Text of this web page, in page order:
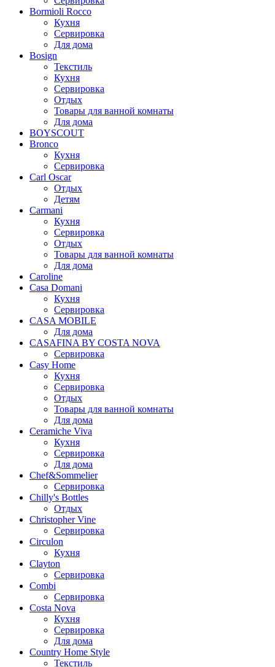
Bormioli Rocco
Кухня
Сервировка
Для дома
Bosign
Текстиль
Кухня
Сервировка
Отдых
Товары для ванной комнаты
Для дома
BOYSCOUT
Bronco
Кухня
Сервировка
Carl Oscar
Отдых
Детям
Carmani
Кухня
Сервировка
Отдых
Товары для ванной комнаты
Для дома
Caroline
Casa Domani
Кухня
Сервировка
CASA MOBILE
Для дома
CASAFINA BY COSTA NOVA
Сервировка
Casy Home
Кухня
Сервировка
Отдых
Товары для ванной комнаты
Для дома
Ceramiche Viva
Кухня
Сервировка
Для дома
Chef&Sommelier
Сервировка
Chilly's Bottles
Отдых
Christopher Vine
Сервировка
Circulon
Кухня
Clayton
Сервировка
Combi
Сервировка
Costa Nova
Кухня
Сервировка
Для дома
Country Home Style
Текстиль